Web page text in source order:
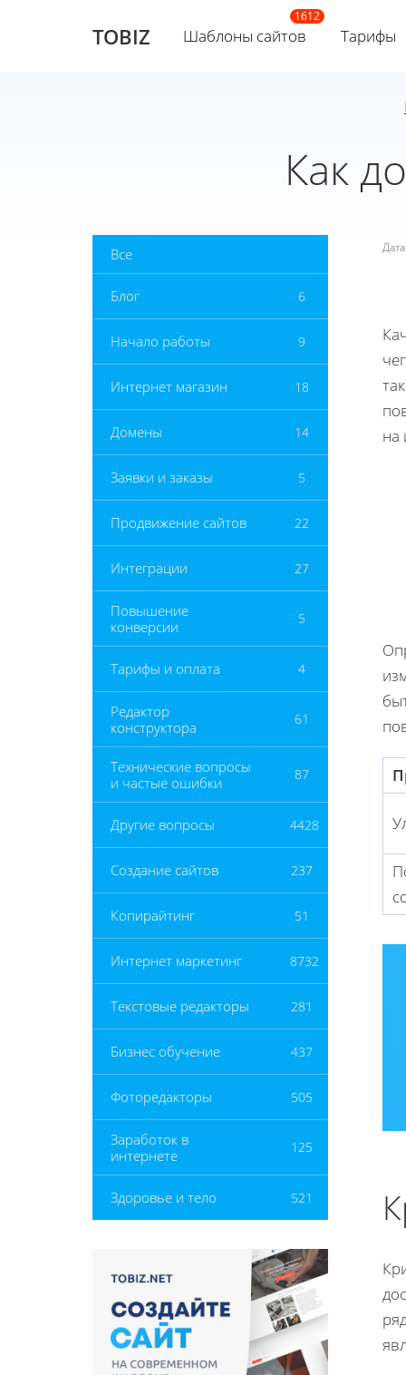
TOBIZ Шаблоны сайтов Тарифы
Как
Все
Блог 6
Начало работы 9
Интернет магазин 18
Домены 14
Заявки и заказы 5
Продвижение сайтов 22
Интеграции 27
Повышение
конверсии
5
Тарифы и оплата 4
Редактор
конструктора
61
Технические вопросы
и частые ошибки
87
Другие вопросы 4428
Создание сайтов 237
Копирайтинг 51
Интернет маркетинг 8732
Текстовые редакторы 281
Бизнес обучение 437
Фоторедакторы 505
Заработок в
интернете
125
Здоровье и тело 521
на